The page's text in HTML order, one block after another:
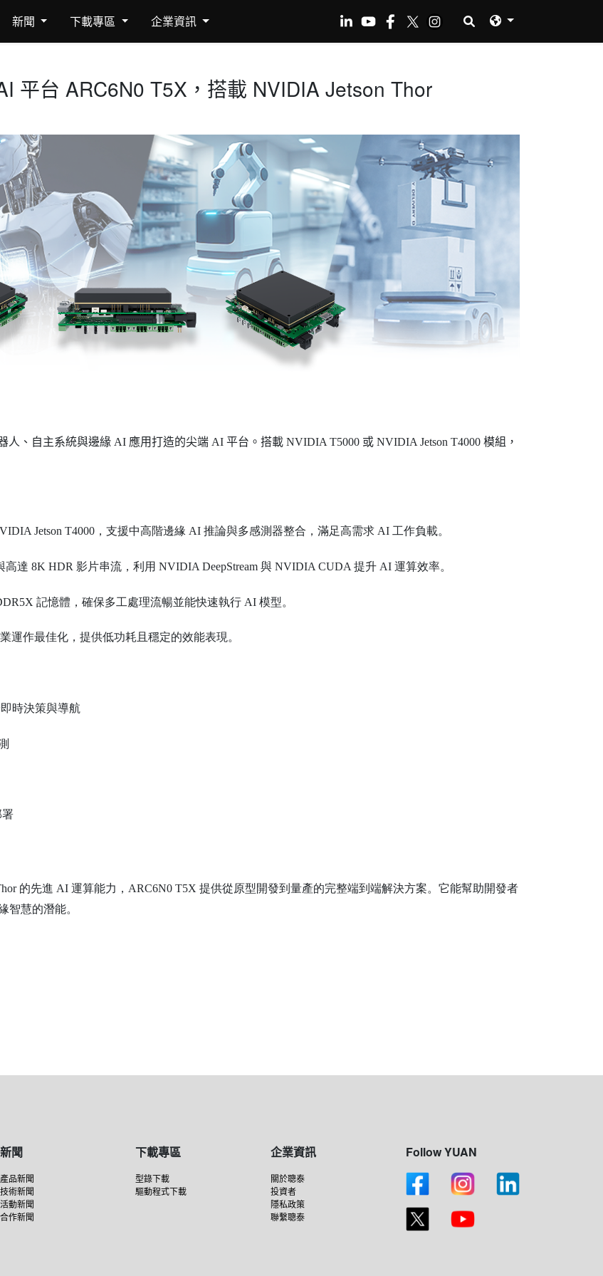
新聞 下載專區 企業資訊
平台 ARC6N0 T5X，搭載 NVIDIA Jetson Thor
、自主系統與邊緣 AI 應用打造的尖端 AI 平台。搭載 NVIDIA T5000 或 NVIDIA Jetson T4000 模組，
Jetson T4000，支援中高階邊緣 AI 推論與多感測器整合，滿足高需求 AI 工作負載。
達 8K HDR 影片串流，利用 NVIDIA DeepStream 與 NVIDIA CUDA 提升 AI 運算效率。
記憶體，確保多工處理流暢並能快速執行 AI 模型。
運作最佳化，提供低功耗且穩定的效能表現。
時決策與導航
署
的先進 AI 運算能力，ARC6N0 T5X 提供從原型開發到量產的完整端到端解決方案。它能幫助開發者
智慧的潛能。
新聞
產品新聞
技術新聞
活動新聞
合作新聞
下載專區
型錄下載
驅動程式下載
企業資訊
關於聰泰
投資者
隱私政策
聯繫聰泰
Follow YUAN